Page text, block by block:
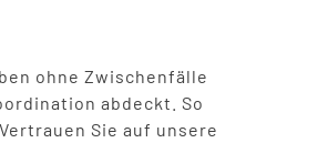
ohne Zwischenfälle
abdeckt. So
Sie auf unsere